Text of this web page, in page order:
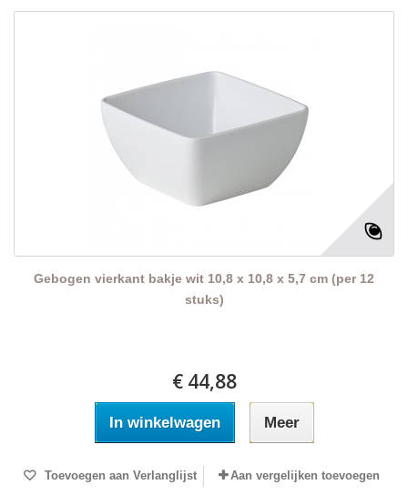
Gebogen vierkant bakje wit 10,8 x 10,8 x 5,7 cm (per 12
stuks)
€ 44,88
In winkelwagen Meer
Toevoegen aan Verlanglijst Aan vergelijken toevoegen